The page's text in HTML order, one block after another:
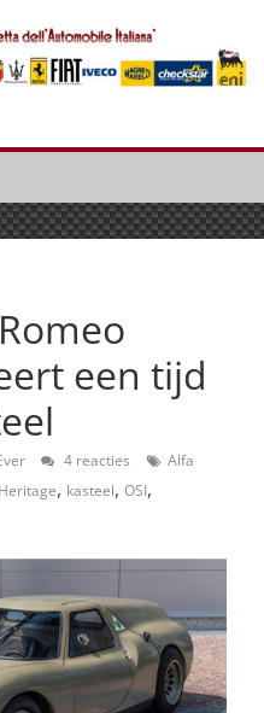
een tijd
4 reacties
Alfa
, kasteel, OSI,